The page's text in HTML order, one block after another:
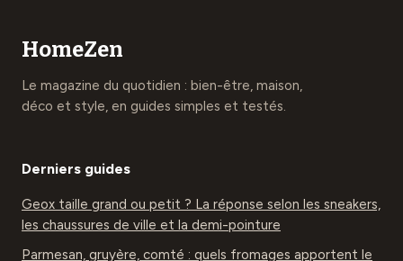
HomeZen
Le magazine du quotidien : bien-être, maison,
déco et style, en guides simples et testés.
Derniers guides
Geox taille grand ou petit ? La réponse selon les sneakers,
les chaussures de ville et la demi-pointure
Parmesan, gruyère, comté : quels fromages apportent le